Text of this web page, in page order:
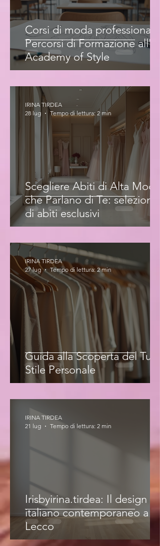
Corsi di moda professionale:
Percorsi di Formazione all'Iris
Academy of Style
Scegliere Abiti di Alta Moda
che Parlano di Te: selezione
di abiti esclusivi
IRINA TIRDEA
28 lug
Tempo di lettura: 2 min
Guida alla Scoperta del Tuo
Stile Personale
IRINA TIRDEA
27 lug
Tempo di lettura: 2 min
Irisbyirina.tirdea: Il design
italiano contemporaneo a
Lecco
IRINA TIRDEA
21 lug
Tempo di lettura: 2 min